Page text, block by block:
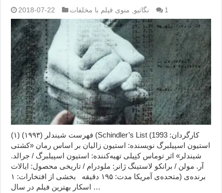
2018-07-22 نگاتیو منوی فیلم با مخلفات 1
فهرست شیندلر (۱۹۹۳) (۱) (Schindler’s List (1993 کارگردان:
استیون اسپیلبرگ نویسنده: استیون زالیان بر اساس رمان «کشتی
شیندلر» اثر توماس کنِیلی تهیه‌کننده: استیون اسپیلبرگ / جرالد.
آر. مولن / برانکو لاستینگ ژانر: ملودرام / تاریخی محصول: ایالات
متحده‌ی آمریکا مدت: ۱۹۵ دقیقه بخشی از افتخارات: ۱) برنده‌ی
اسکار بهترین فیلم در سال …